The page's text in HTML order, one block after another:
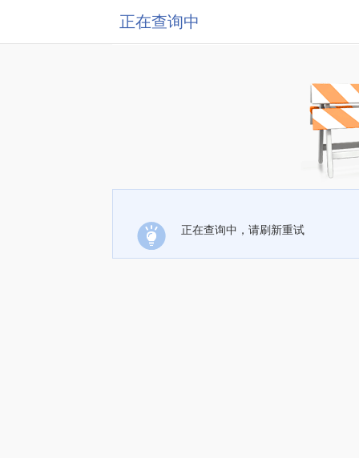
正在查询中
正在查询中，请刷新重试